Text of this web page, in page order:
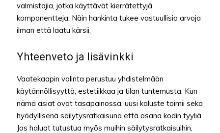
valmistajia, jotka käyttävät kierrätettyjä
komponentteja. Näin hankinta tukee vastuullisia arvoja
ilman että laatu kärsii.
Yhteenveto ja lisävinkki
Vaatekaapin valinta perustuu yhdistelmään
käytännöllisyyttä, estetiikkaa ja tilan tuntemusta. Kun
nämä asiat ovat tasapainossa, uusi kaluste toimii sekä
hyödyllisenä säilytysratkaisuna että osana kodin tyyliä.
Jos haluat tutustua myös muihin säilytysratkaisuihin,